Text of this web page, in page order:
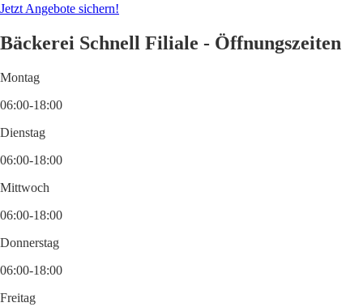
Jetzt Angebote sichern!
Bäckerei Schnell Filiale - Öffnungszeiten
Montag
06:00-18:00
Dienstag
06:00-18:00
Mittwoch
06:00-18:00
Donnerstag
06:00-18:00
Freitag